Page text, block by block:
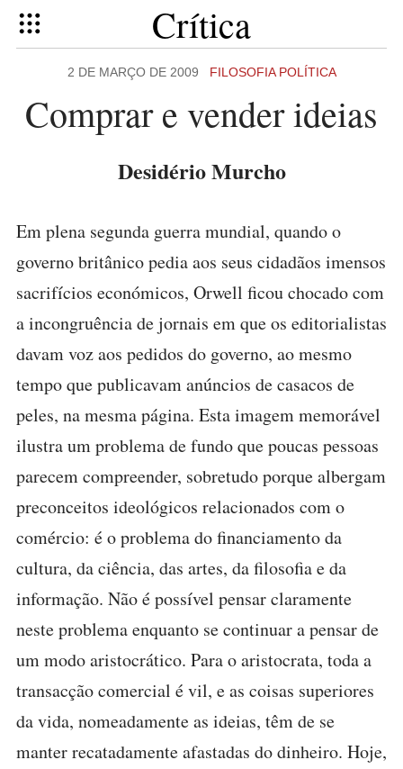
Crítica
2 DE MARÇO DE 2009 FILOSOFIA POLÍTICA
Comprar e vender ideias
Desidério Murcho
Em plena segunda guerra mundial, quando o
governo britânico pedia aos seus cidadãos imensos
sacrifícios económicos, Orwell ficou chocado com
a incongruência de jornais em que os editorialistas
davam voz aos pedidos do governo, ao mesmo
tempo que publicavam anúncios de casacos de
peles, na mesma página. Esta imagem memorável
ilustra um problema de fundo que poucas pessoas
parecem compreender, sobretudo porque albergam
preconceitos ideológicos relacionados com o
comércio: é o problema do financiamento da
cultura, da ciência, das artes, da filosofia e da
informação. Não é possível pensar claramente
neste problema enquanto se continuar a pensar de
um modo aristocrático. Para o aristocrata, toda a
transacção comercial é vil, e as coisas superiores
da vida, nomeadamente as ideias, têm de se
manter recatadamente afastadas do dinheiro. Hoje,